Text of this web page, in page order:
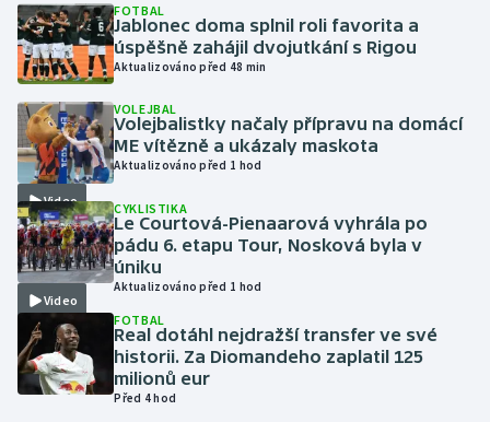
Jezdectví
Judo
Krasobruslení
Lezení
Lyže a snowboard
Moderní pětiboj
Motorsport
Olympijské hry
FOTBAL
Jablonec doma splnil roli favorita a
úspěšně zahájil dvojutkání s Rigou
Aktualizováno před 48 min
Video
VOLEJBAL
Volejbalistky načaly přípravu na domácí
ME vítězně a ukázaly maskota
Aktualizováno před 1 hod
Video
CYKLISTIKA
Le Courtová-Pienaarová vyhrála po
pádu 6. etapu Tour, Nosková byla v
úniku
Aktualizováno před 1 hod
FOTBAL
Real dotáhl nejdražší transfer ve své
historii. Za Diomandeho zaplatil 125
milionů eur
Před 4 hod